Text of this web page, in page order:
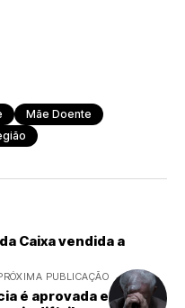
Mãe Doente
Caixa vendida a
PUBLICAÇÃO
é aprovada e